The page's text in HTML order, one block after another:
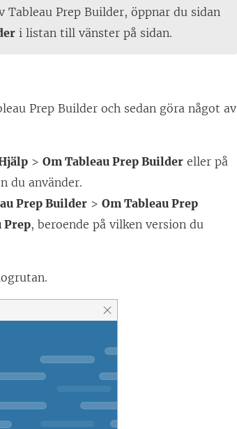
Prep Builder, öppnar du sidan
i listan till vänster på sidan.
Prep Builder och sedan göra något av
>Om Tableau Prep Builder eller på
du använder.
Prep Builder >Om Tableau Prep
Prep, beroende på vilken version du